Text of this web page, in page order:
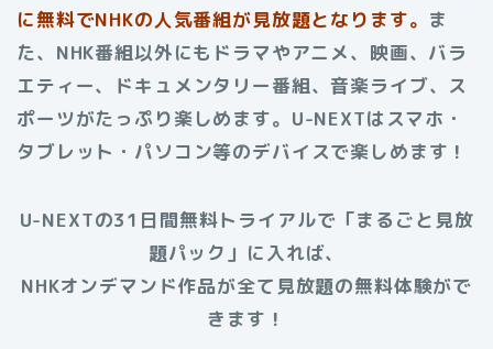
に無料でNHKの人気番組が見放題となります。 ま
た、NHK番組以外にもドラマやアニメ、映画、バラ
エティー、ドキュメンタリー番組、音楽ライブ、ス
ポーツがたっぷり楽しめます。U-NEXTはスマホ・
タブレット・パソコン等のデバイスで楽しめます！
U-NEXTの31日間無料トライアルで「まるごと見放
題パック」に入れば、
NHKオンデマンド作品が全て見放題の無料体験がで
きます！